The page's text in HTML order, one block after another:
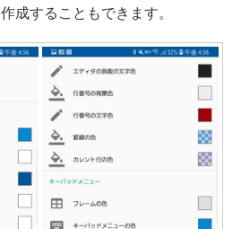
成することもできます。